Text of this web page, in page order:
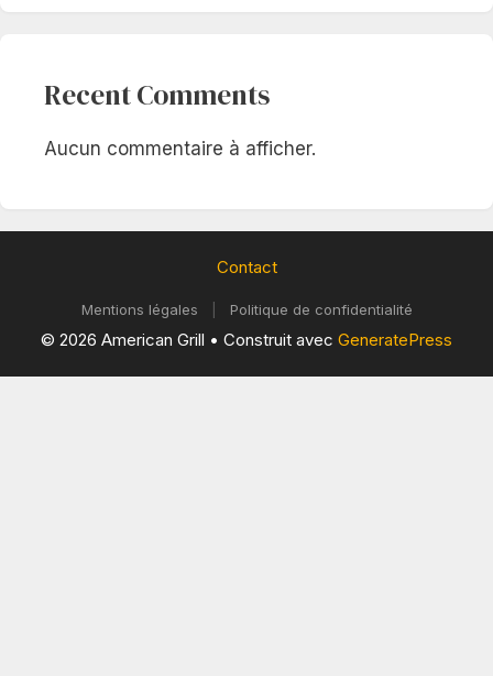
Recent Comments
Aucun commentaire à afficher.
Contact
Mentions légales Politique de confidentialité
© 2026 American Grill • Construit avec GeneratePress